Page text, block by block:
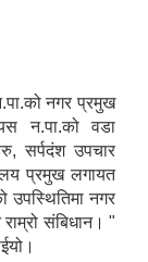
नगर प्रमुख
न.पा.को वडा
सर्पदंश उपचार
प्रमुख लगायत
उपस्थितिमा नगर
राम्रो संबिधान। "